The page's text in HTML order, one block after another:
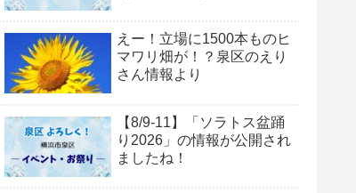
えー！立場に1500本ものヒ
マワリ畑が！？泉区のえり
さん情報より
【8/9-11】「ソラトス盆踊
り2026」の情報が公開され
ましたね！